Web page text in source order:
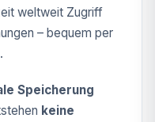
weltweit Zugriff
– bequem per
Speicherung
keine